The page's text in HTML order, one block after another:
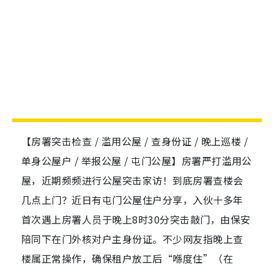
【房署突击检查 / 滥用公屋 / 查身份证 / 晚上巡楼 /
单身公屋户 / 举报公屋 / 屯门公屋】房署严打滥用公
屋，近期频频进行公屋突击家访！到底房署查楼会
几点上门？近日有屯门公屋住户分享，入伙十多年
首次遇上房署人员于晚上8时30分突击敲门，由保安
陪同下在门外核对户主身份证。不少网友指晚上查
楼属正常操作，确保租户放工后“喺度住”（在